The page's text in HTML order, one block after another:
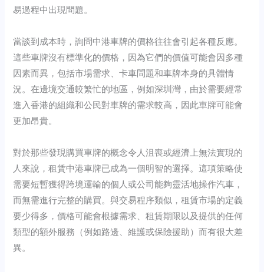
易過程中出現問題。
當談到成本時，詢問中港車牌的價格往往會引起各種反應。
這些車牌沒有標準化的價格，因為它們的價值可能會因多種
因素而異，包括市場需求、卡車問題和車牌本身的具體情
況。在邊境交通較繁忙的地區，例如深圳灣，由於需要經常
進入香港的組織和公民對車牌的需求較高，因此車牌可能會
更加昂貴。
對於那些發現購買車牌的概念令人沮喪或經濟上無法實現的
人來說，租賃中港車牌已成為一個明智的選擇。這項策略使
需要短暫獲得跨境運輸的個人或公司能夠靈活地操作汽車，
而無需進行完整的購買。與交易程序類似，租賃市場的定義
要少得多，價格可能會根據需求、租賃期限以及提供的任何
類型的額外服務（例如路邊、維護或保險援助）而有很大差
異。